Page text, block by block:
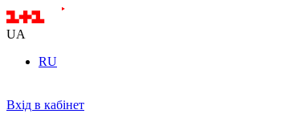
UA
RU
Вхід в кабінет